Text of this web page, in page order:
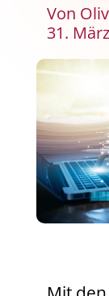
Von
31.